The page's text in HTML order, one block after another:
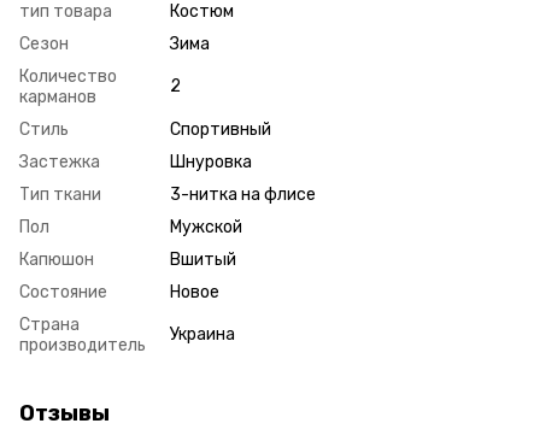
тип товара
Костюм
Сезон
Зима
Количество
карманов
2
Стиль
Спортивный
Застежка
Шнуровка
Тип ткани
3-нитка на флисе
Пол
Мужской
Капюшон
Вшитый
Состояние
Новое
Страна
производитель
Украина
Отзывы